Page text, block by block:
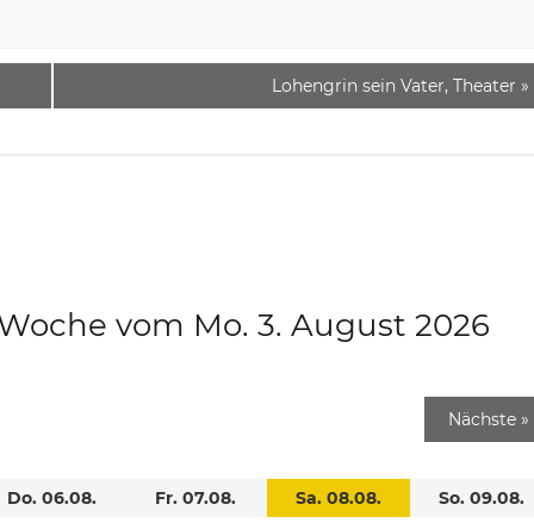
Lohengrin sein Vater, Theater »
vom Mo. 3. August 2026
Nächste »
Do. 06.08.
Fr. 07.08.
Sa. 08.08.
So. 09.08.